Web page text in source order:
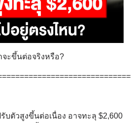
จะขึ้นต่อจริงหรือ?
ตัวสูงขึ้นต่อเนื่อง อาจทะลุ $2,600